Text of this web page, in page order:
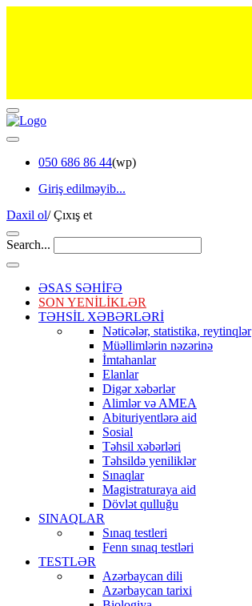
050 686 86 44(wp)
Giriş edilməyib...
Daxil ol/Çıxış et
Search...
ƏSAS SƏHİFƏ
SON YENİLİKLƏR
TƏHSİL XƏBƏRLƏRİ
Nəticələr, statistika, reytinqlər
Müəllimlərin nəzərinə
İmtahanlar
Elanlar
Digər xəbərlər
Alimlər və AMEA
Abituriyentlərə aid
Sosial
Təhsil xəbərləri
Təhsildə yeniliklər
Sınaqlar
Magistraturaya aid
Dövlət qulluğu
SINAQLAR
Sınaq testleri
Fenn sınaq testləri
TESTLƏR
Azərbaycan dili
Azərbaycan tarixi